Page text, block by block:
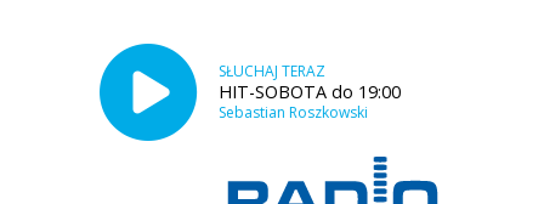
SŁUCHAJ TERAZ
HIT-SOBOTA do 19:00
Sebastian Roszkowski